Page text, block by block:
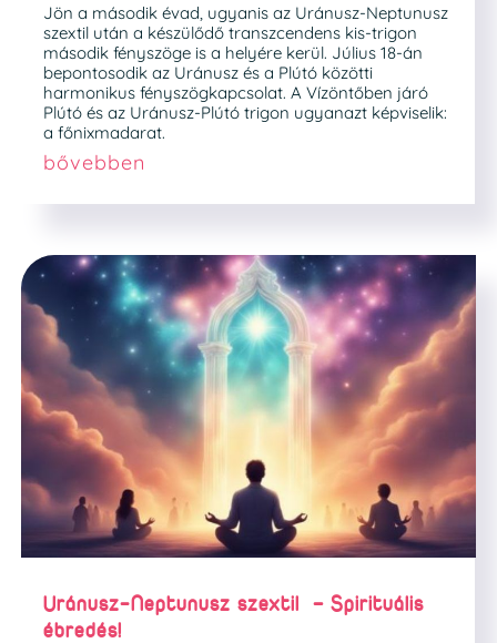
Jön a második évad, ugyanis az Uránusz-Neptunusz
szextil után a készülődő transzcendens kis-trigon
második fényszöge is a helyére kerül. Július 18-án
bepontosodik az Uránusz és a Plútó közötti
harmonikus fényszögkapcsolat. A Vízöntőben járó
Plútó és az Uránusz-Plútó trigon ugyanazt képviselik:
a főnixmadarat.
bővebben
Uránusz-Neptunusz szextil – Spirituális
ébredés!